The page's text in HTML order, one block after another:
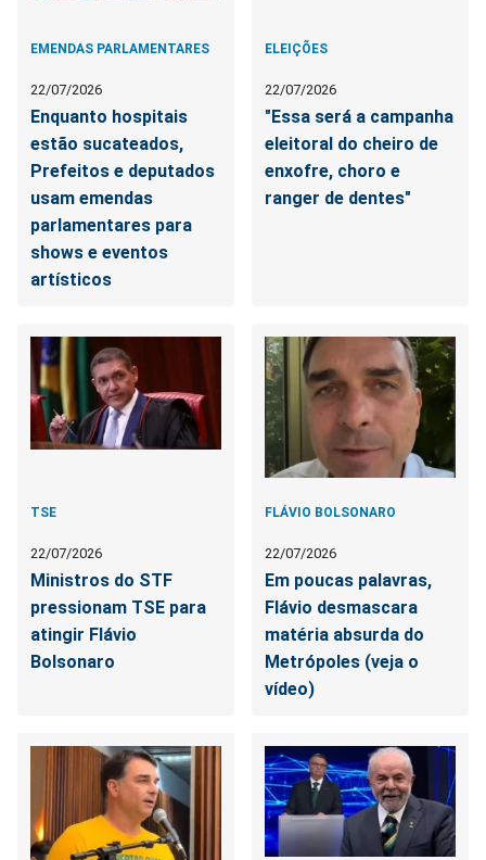
EMENDAS PARLAMENTARES
22/07/2026
Enquanto hospitais
estão sucateados,
Prefeitos e deputados
usam emendas
parlamentares para
shows e eventos
artísticos
ELEIÇÕES
22/07/2026
"Essa será a campanha
eleitoral do cheiro de
enxofre, choro e
ranger de dentes"
TSE
22/07/2026
Ministros do STF
pressionam TSE para
atingir Flávio
Bolsonaro
FLÁVIO BOLSONARO
22/07/2026
Em poucas palavras,
Flávio desmascara
matéria absurda do
Metrópoles (veja o
vídeo)